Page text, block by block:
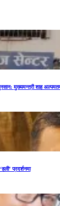
मुख्यमन्त्री शाह अल्पमतमा,
प्रदर्शनमा